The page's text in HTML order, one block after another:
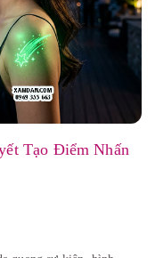
Tạo Điểm Nhấn